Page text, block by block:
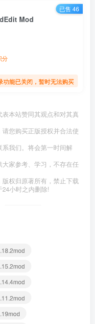
Mod
分
功能已关闭，暂时无法购买
已售 46
本站赞同其观点和对其真
您购买正版授权并合法使
我们。将会第一时间解
家参考、学习，不存在任
权归原著所有，禁止下载
小时之内删除!